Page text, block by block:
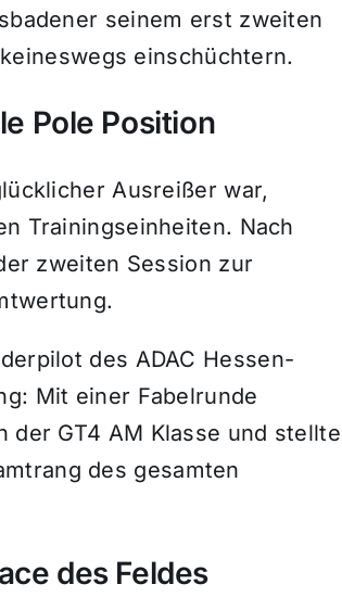
seinem erst zweiten
einschüchtern.
Pole Position
Ausreißer war,
Trainingseinheiten. Nach
zweiten Session zur
des ADAC Hessen-
Mit einer Fabelrunde
der GT4 AM Klasse und stellte
des gesamten
des Feldes